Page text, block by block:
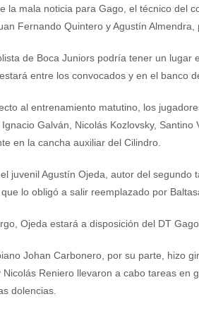
la mala noticia para Gago, el técnico del
Fernando Quintero y Agustín
de Boca Juniors podría tener un
entre los convocados y en el banco
al entrenamiento matutino, los
Galván, Nicolás Kozlovsky,
en la cancha auxiliar del Cilindro.
juvenil Agustín Ojeda, autor del
lo obligó a salir reemplazado por
Ojeda estará a disposición del DT
Johan Carbonero, por su parte, hizo
Nicolás Reniero llevaron a cabo tareas en
dolencias.